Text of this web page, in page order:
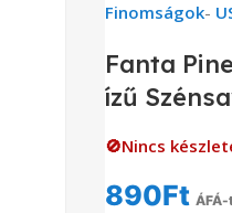
Finomságok-
Fanta
ízű
🚫Nincs
890Ft